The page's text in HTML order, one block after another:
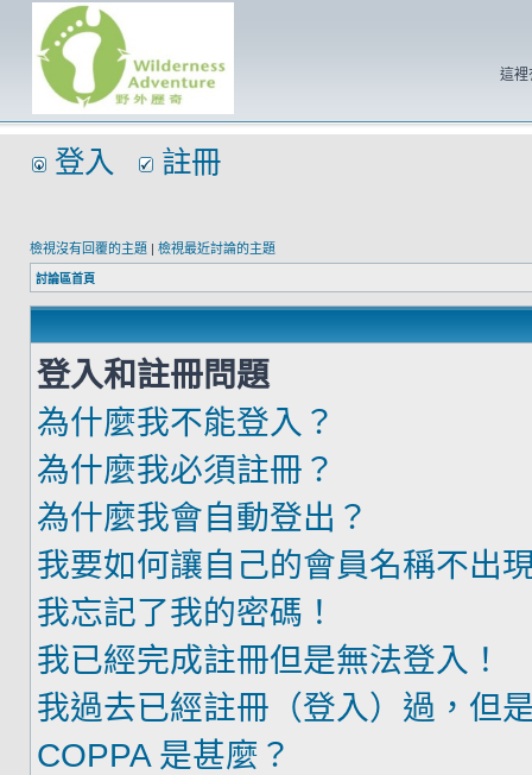
這裡
登入 註冊
檢視沒有回覆的主題 | 檢視最近討論的主題
討論區首頁
登入和註冊問題
為什麼我不能登入？
為什麼我必須註冊？
為什麼我會自動登出？
我要如何讓自己的會員名稱不出
我忘記了我的密碼！
我已經完成註冊但是無法登入！
我過去已經註冊（登入）過，但
COPPA 是甚麼？